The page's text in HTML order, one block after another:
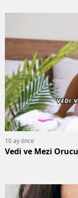
10 ay önce
Vedi ve Mezi